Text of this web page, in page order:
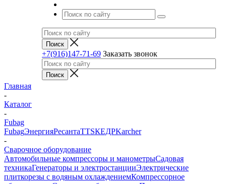
+7(916)147-71-69 Заказать звонок
Главная
-
Каталог
-
Fubag
FubagЭнергияРесантаTTSКЕДРKarcher
-
Сварочное оборудование
Автомобильные компрессоры и манометрыСадовая
техникаГенераторы и электростанцииЭлектрические
плиткорезы с водяным охлаждениемКомпрессорное